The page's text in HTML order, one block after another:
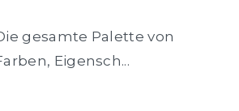
gesamte Palette von
Eigensch...